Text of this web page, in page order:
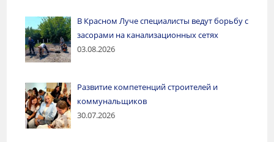
В Красном Луче специалисты ведут борьбу с
засорами на канализационных сетях
03.08.2026
Развитие компетенций строителей и
коммунальщиков
30.07.2026